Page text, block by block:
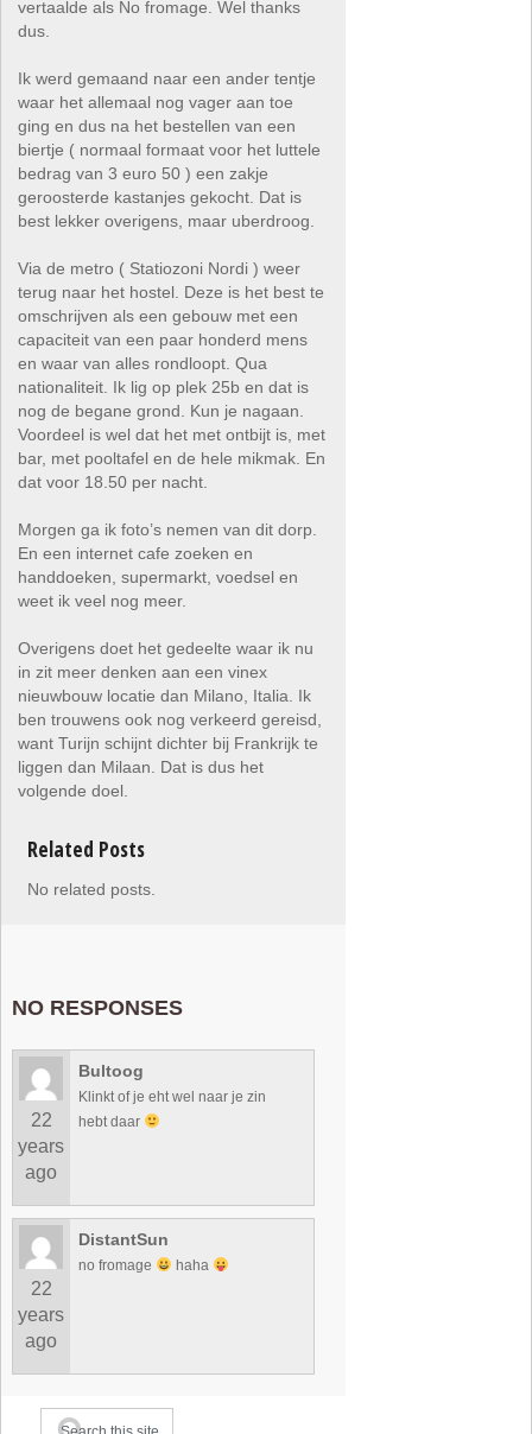
vertaalde als No fromage. Wel thanks
dus.
Ik werd gemaand naar een ander tentje
waar het allemaal nog vager aan toe
ging en dus na het bestellen van een
biertje ( normaal formaat voor het luttele
bedrag van 3 euro 50 ) een zakje
geroosterde kastanjes gekocht. Dat is
best lekker overigens, maar uberdroog.
Via de metro ( Statiozoni Nordi ) weer
terug naar het hostel. Deze is het best te
omschrijven als een gebouw met een
capaciteit van een paar honderd mens
en waar van alles rondloopt. Qua
nationaliteit. Ik lig op plek 25b en dat is
nog de begane grond. Kun je nagaan.
Voordeel is wel dat het met ontbijt is, met
bar, met pooltafel en de hele mikmak. En
dat voor 18.50 per nacht.
Morgen ga ik foto’s nemen van dit dorp.
En een internet cafe zoeken en
handdoeken, supermarkt, voedsel en
weet ik veel nog meer.
Overigens doet het gedeelte waar ik nu
in zit meer denken aan een vinex
nieuwbouw locatie dan Milano, Italia. Ik
ben trouwens ook nog verkeerd gereisd,
want Turijn schijnt dichter bij Frankrijk te
liggen dan Milaan. Dat is dus het
volgende doel.
Related Posts
No related posts.
NO RESPONSES
22
years
ago
Bultoog
Klinkt of je eht wel naar je zin
hebt daar
22
years
ago
DistantSun
no fromage haha